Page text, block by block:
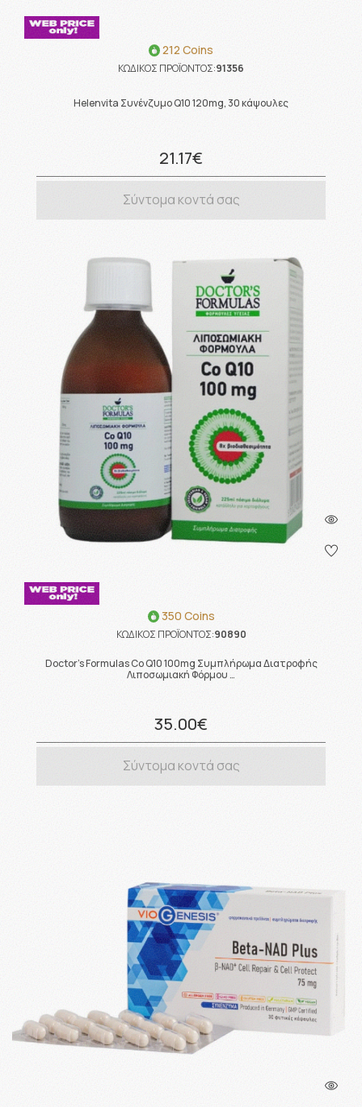
212 Coins
ΚΩΔΙΚΟΣ ΠΡΟΪΟΝΤΟΣ:91356
Helenvita Συνένζυμο Q10 120mg, 30 κάψουλες
21.17€
Σύντομα κοντά σας
350 Coins
ΚΩΔΙΚΟΣ ΠΡΟΪΟΝΤΟΣ:90890
Doctor's Formulas Co Q10 100mg Συμπλήρωμα Διατροφής
Λιποσωμιακή Φόρμου …
35.00€
Σύντομα κοντά σας